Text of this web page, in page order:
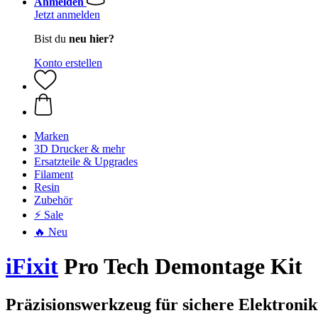
Jetzt anmelden
Bist du neu hier?
Konto erstellen
Marken
3D Drucker & mehr
Ersatzteile & Upgrades
Filament
Resin
Zubehör
⚡ Sale
🔥 Neu
iFixit Pro Tech Demontage Kit
Präzisionswerkzeug für sichere